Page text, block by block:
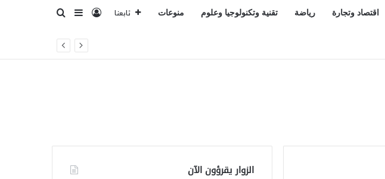
اقتصاد وتجارة رياضة تقنية وتكنولوجيا وعلوم منوعات تابعنا تسجيل الدخول
إضافة عمود
بحث عن
الزوار يقرؤون الآن